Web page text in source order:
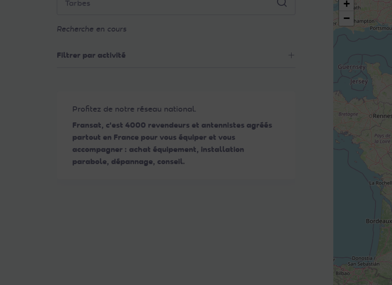
Recherche en cours
Filtrer par activité
Profitez de notre réseau national.
Fransat, c'est 4000 revendeurs et antennistes agréés
partout en France pour vous équiper et vous
accompagner : achat équipement, installation
parabole, dépannage, conseil.
+
−